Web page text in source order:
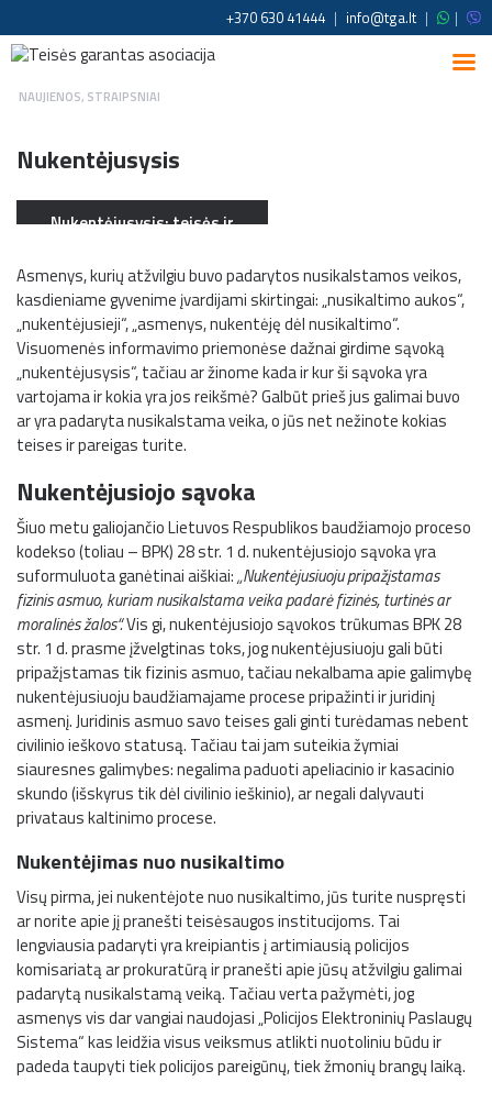
+370 630 41444 | info@tga.lt | |
NAUJIENOS, STRAIPSNIAI
Nukentėjusysis
Nukentėjusysis: teisės ir
Asmenys, kurių atžvilgiu buvo padarytos nusikalstamos veikos,
kasdieniame gyvenime įvardijami skirtingai: „nusikaltimo aukos“,
„nukentėjusieji“, „asmenys, nukentėję dėl nusikaltimo“.
Visuomenės informavimo priemonėse dažnai girdime sąvoką
„nukentėjusysis“, tačiau ar žinome kada ir kur ši sąvoka yra
vartojama ir kokia yra jos reikšmė? Galbūt prieš jus galimai buvo
ar yra padaryta nusikalstama veika, o jūs net nežinote kokias
teises ir pareigas turite.
Nukentėjusiojo sąvoka
Šiuo metu galiojančio Lietuvos Respublikos baudžiamojo proceso
kodekso (toliau – BPK) 28 str. 1 d. nukentėjusiojo sąvoka yra
suformuluota ganėtinai aiškiai:„Nukentėjusiuoju pripažįstamas
fizinis asmuo, kuriam nusikalstama veika padarė fizinės, turtinės ar
moralinės žalos“.Vis gi, nukentėjusiojo sąvokos trūkumas BPK 28
str. 1 d. prasme įžvelgtinas toks, jog nukentėjusiuoju gali būti
pripažįstamas tik fizinis asmuo, tačiau nekalbama apie galimybę
nukentėjusiuoju baudžiamajame procese pripažinti ir juridinį
asmenį. Juridinis asmuo savo teises gali ginti turėdamas nebent
civilinio ieškovo statusą. Tačiau tai jam suteikia žymiai
siauresnes galimybes: negalima paduoti apeliacinio ir kasacinio
skundo (išskyrus tik dėl civilinio ieškinio), ar negali dalyvauti
privataus kaltinimo procese.
Nukentėjimas nuo nusikaltimo
Visų pirma, jei nukentėjote nuo nusikaltimo, jūs turite nuspręsti
ar norite apie jį pranešti teisėsaugos institucijoms. Tai
lengviausia padaryti yra kreipiantis į artimiausią policijos
komisariatą ar prokuratūrą ir pranešti apie jūsų atžvilgiu galimai
padarytą nusikalstamą veiką. Tačiau verta pažymėti, jog
asmenys vis dar vangiai naudojasi „Policijos Elektroninių Paslaugų
Sistema“ kas leidžia visus veiksmus atlikti nuotoliniu būdu ir
padeda taupyti tiek policijos pareigūnų, tiek žmonių brangų laiką.